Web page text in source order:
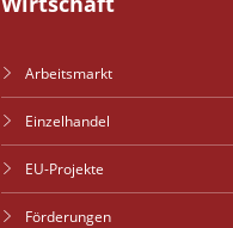
Arbeitsmarkt
Einzelhandel
EU-Projekte
Förderungen